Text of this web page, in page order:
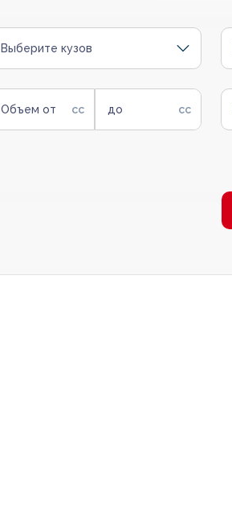
Выберите кузов
Объем от до